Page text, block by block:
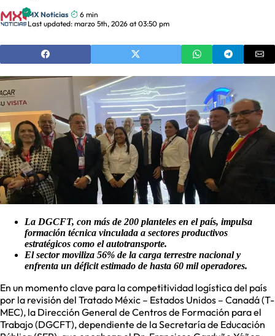
MX Noticias
6 min
Last updated: marzo 5th, 2026 at 03:50 pm
La DGCFT, con más de 200 planteles en el país, impulsa
formación técnica vinculada a sectores productivos
estratégicos como el autotransporte.
El sector moviliza 56% de la carga terrestre nacional y
enfrenta un déficit estimado de hasta 60 mil operadores.
En un momento clave para la competitividad logística del país
por la revisión del Tratado Méxic – Estados Unidos – Canadá (T-
MEC), la Dirección General de Centros de Formación para el
Trabajo (DGCFT), dependiente de la Secretaría de Educación